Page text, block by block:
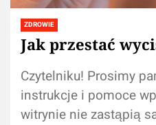
ZDROWIE
Jak przestać
Czytelniku! Prosimy
instrukcje i pomoce
witrynie nie zastąpią